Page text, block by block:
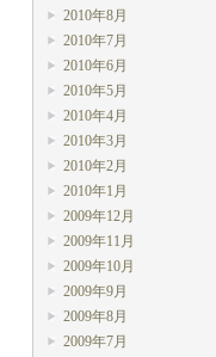
2010年8月
2010年7月
2010年6月
2010年5月
2010年4月
2010年3月
2010年2月
2010年1月
2009年12月
2009年11月
2009年10月
2009年9月
2009年8月
2009年7月